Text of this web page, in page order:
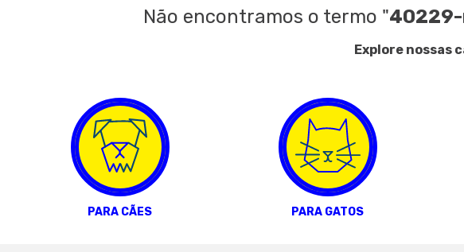
Não encontramos o termo "
Explore nossas
PARA CÃES PARA GATOS